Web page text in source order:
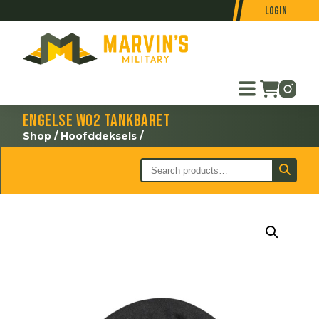
Login
Engelse WO2 tankbaret
Shop / Hoofddeksels /